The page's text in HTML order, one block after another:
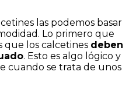
las podemos basar
Lo primero que
que los calcetines deben
. Esto es algo lógico y
cuando se trata de unos